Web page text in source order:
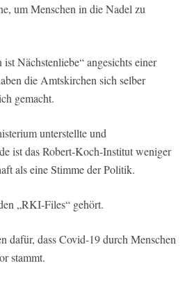
um Menschen in die Nadel zu
Nächstenliebe“ angesichts einer
die Amtskirchen sich selber
gemacht.
unterstellte und
ist das Robert-Koch-Institut weniger
als eine Stimme der Politik.
„RKI-Files“ gehört.
dafür, dass Covid-19 durch Menschen
stammt.